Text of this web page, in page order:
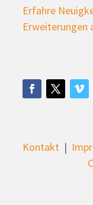
Erfahre
Erweiterungen
Kontakt |